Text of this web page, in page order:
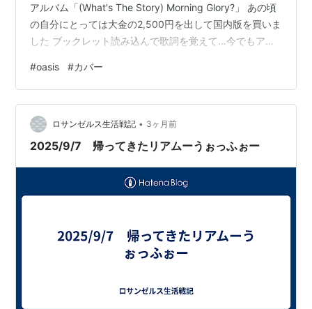
アルバム「(What's The Story) Morning Glory?」 あの頃
の自分にとっては大金の2,500円を出して国内版を買いま
した ブックレット読み込んで歌詞を覚えて…今でもアル
忘れません ということで（？）カバーしてみました
www.youtube.com （色々とあったようですが）リアム
はジョージ ハリソンによく似ている www.youtube.com
「She's Electric」をエンドレスリピートか…
#oasis #カバー
ロサンゼルス生活戦記 • 3ヶ月前
2025/9/7 帰ってきたリアムーうぉっふぉー